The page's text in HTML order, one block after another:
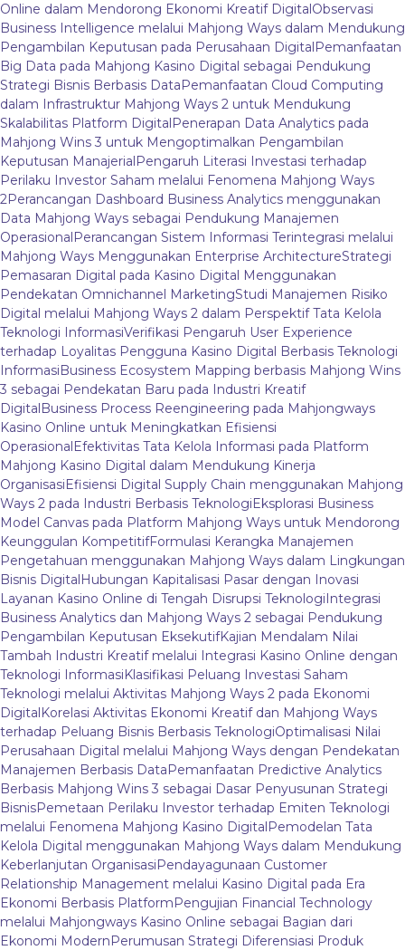
Online dalam Mendorong Ekonomi Kreatif Digital Observasi
Business Intelligence melalui Mahjong Ways dalam Mendukung
Pengambilan Keputusan pada Perusahaan Digital Pemanfaatan
Big Data pada Mahjong Kasino Digital sebagai Pendukung
Strategi Bisnis Berbasis Data Pemanfaatan Cloud Computing
dalam Infrastruktur Mahjong Ways 2 untuk Mendukung
Skalabilitas Platform Digital Penerapan Data Analytics pada
Mahjong Wins 3 untuk Mengoptimalkan Pengambilan
Keputusan Manajerial Pengaruh Literasi Investasi terhadap
Perilaku Investor Saham melalui Fenomena Mahjong Ways
2Perancangan Dashboard Business Analytics menggunakan
Data Mahjong Ways sebagai Pendukung Manajemen
Operasional Perancangan Sistem Informasi Terintegrasi melalui
Mahjong Ways Menggunakan Enterprise ArchitectureStrategi
Pemasaran Digital pada Kasino Digital Menggunakan
Pendekatan Omnichannel MarketingStudi Manajemen Risiko
Digital melalui Mahjong Ways 2 dalam Perspektif Tata Kelola
Teknologi InformasiVerifikasi Pengaruh User Experience
terhadap Loyalitas Pengguna Kasino Digital Berbasis Teknologi
Informasi Business Ecosystem Mapping berbasis Mahjong Wins
3 sebagai Pendekatan Baru pada Industri Kreatif
Digital Business Process Reengineering pada Mahjongways
Kasino Online untuk Meningkatkan Efisiensi
Operasional Efektivitas Tata Kelola Informasi pada Platform
Mahjong Kasino Digital dalam Mendukung Kinerja
Organisasi Efisiensi Digital Supply Chain menggunakan Mahjong
Ways 2 pada Industri Berbasis Teknologi Eksplorasi Business
Model Canvas pada Platform Mahjong Ways untuk Mendorong
Keunggulan KompetitifFormulasi Kerangka Manajemen
Pengetahuan menggunakan Mahjong Ways dalam Lingkungan
Bisnis Digital Hubungan Kapitalisasi Pasar dengan Inovasi
Layanan Kasino Online di Tengah Disrupsi Teknologi Integrasi
Business Analytics dan Mahjong Ways 2 sebagai Pendukung
Pengambilan Keputusan EksekutifKajian Mendalam Nilai
Tambah Industri Kreatif melalui Integrasi Kasino Online dengan
Teknologi Informasi Klasifikasi Peluang Investasi Saham
Teknologi melalui Aktivitas Mahjong Ways 2 pada Ekonomi
Digital Korelasi Aktivitas Ekonomi Kreatif dan Mahjong Ways
terhadap Peluang Bisnis Berbasis TeknologiOptimalisasi Nilai
Perusahaan Digital melalui Mahjong Ways dengan Pendekatan
Manajemen Berbasis Data Pemanfaatan Predictive Analytics
Berbasis Mahjong Wins 3 sebagai Dasar Penyusunan Strategi
BisnisPemetaan Perilaku Investor terhadap Emiten Teknologi
melalui Fenomena Mahjong Kasino Digital Pemodelan Tata
Kelola Digital menggunakan Mahjong Ways dalam Mendukung
Keberlanjutan Organisasi Pendayagunaan Customer
Relationship Management melalui Kasino Digital pada Era
Ekonomi Berbasis Platform Pengujian Financial Technology
melalui Mahjongways Kasino Online sebagai Bagian dari
Ekonomi Modern Perumusan Strategi Diferensiasi Produk